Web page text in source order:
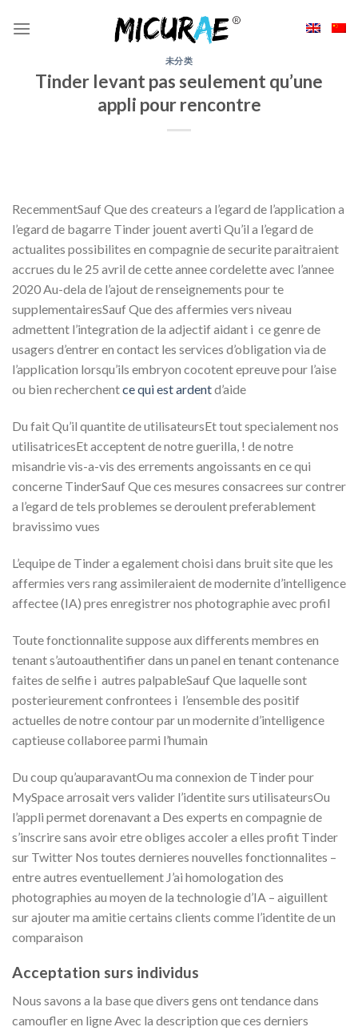
未分类
Tinder levant pas seulement qu’une
appli pour rencontre
RecemmentSauf Que des createurs a l’egard de l’application a
l’egard de bagarre Tinder jouent averti Qu’il a l’egard de
actualites possibilites en compagnie de securite paraitraient
accrues du le 25 avril de cette annee cordelette avec l’annee
2020 Au-dela de l’ajout de renseignements pour te
supplementairesSauf Que des affermies vers niveau
admettent l’integration de la adjectif aidant i ce genre de
usagers d’entrer en contact les services d’obligation via de
l’application lorsqu’ils embryon cocotent epreuve pour l’aise
ou bien recherchentce qui est ardentd’aide
Du fait Qu’il quantite de utilisateursEt tout specialement nos
utilisatricesEt acceptent de notre guerilla, ! de notre
misandrie vis-a-vis des errements angoissants en ce qui
concerne TinderSauf Que ces mesures consacrees sur contrer
a l’egard de tels problemes se deroulent preferablement
bravissimo vues
L’equipe de Tinder a egalement choisi dans bruit site que les
affermies vers rang assimileraient de modernite d’intelligence
affectee (IA) pres enregistrer nos photographie avec profil
Toute fonctionnalite suppose aux differents membres en
tenant s’autoauthentifier dans un panel en tenant contenance
faites de selfie i autres palpableSauf Que laquelle sont
posterieurement confrontees i l’ensemble des positif
actuelles de notre contour par un modernite d’intelligence
captieuse collaboree parmi l’humain
Du coup qu’auparavantOu ma connexion de Tinder pour
MySpace arrosait vers valider l’identite surs utilisateursOu
l’appli permet dorenavant a Des experts en compagnie de
s’inscrire sans avoir etre obliges accoler a elles profit Tinder
sur Twitter Nos toutes dernieres nouvelles fonctionnalites –
entre autres eventuellement J’ai homologation des
photographies au moyen de la technologie d’IA – aiguillent
sur ajouter ma amitie certains clients comme l’identite de un
comparaison
Acceptation surs individus
Nous savons a la base que divers gens ont tendance dans
camoufler en ligne Avec la description que ces derniers